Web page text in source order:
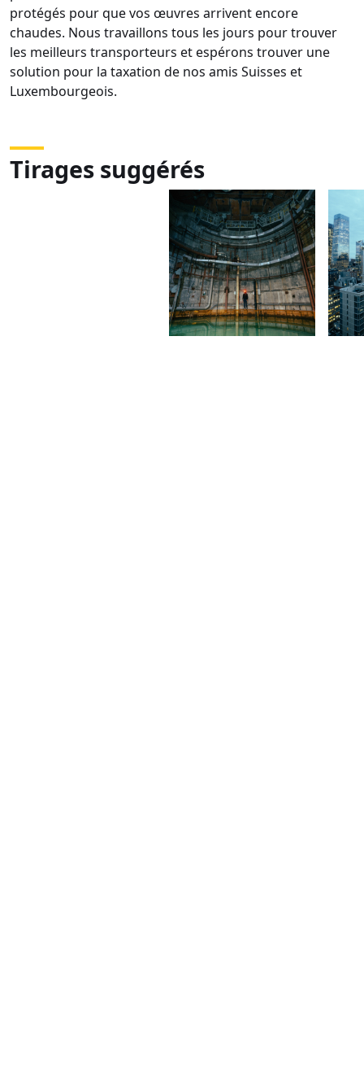
protégés pour que vos œuvres arrivent encore
chaudes. Nous travaillons tous les jours pour trouver
les meilleurs transporteurs et espérons trouver une
solution pour la taxation de nos amis Suisses et
Luxembourgeois.
Tirages suggérés
DSC01311